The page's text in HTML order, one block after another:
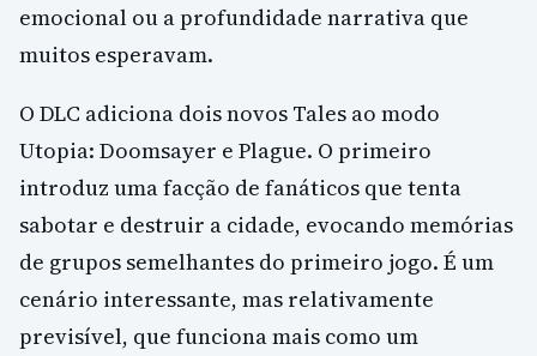
emocional ou a profundidade narrativa que
muitos esperavam.
O DLC adiciona dois novos Tales ao modo
Utopia: Doomsayer e Plague. O primeiro
introduz uma facção de fanáticos que tenta
sabotar e destruir a cidade, evocando memórias
de grupos semelhantes do primeiro jogo. É um
cenário interessante, mas relativamente
previsível, que funciona mais como um